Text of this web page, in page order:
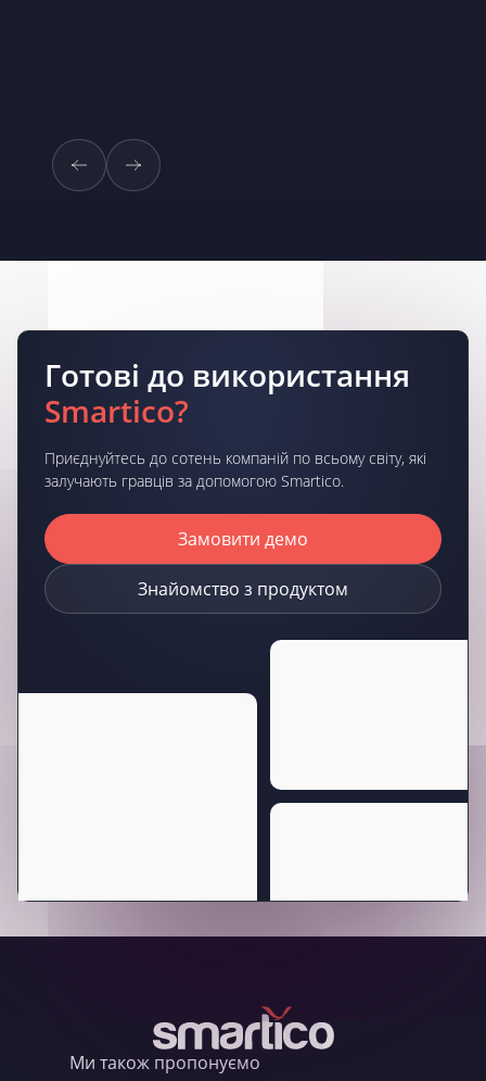
Готові до використання
Smartico?
Приєднуйтесь до сотень компаній по всьому світу, які
залучають гравців за допомогою Smartico.
Замовити демо
Знайомство з продуктом
Ми також пропонуємо